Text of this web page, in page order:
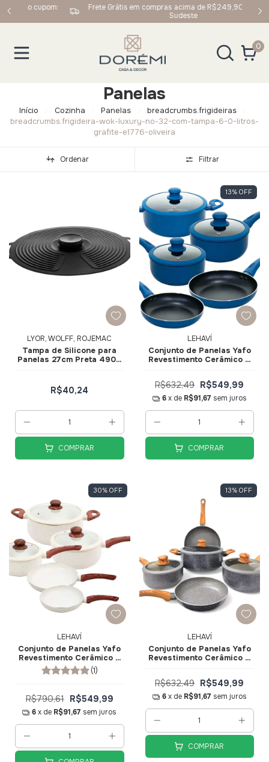
Frete Grátis em compras acima de R$249,90 para Sul e
0
Panelas
Início Cozinha Panelas
breadcrumbs.frigideiras
breadcrumbs.frigideira-wok-luxury-no-32-com-tampa-6-0-litros-
grafite-e1776-oliveira
Ordenar Filtrar
LYOR, WOLFF, ROJEMAC
Tampa de Silicone para
Panelas 27cm Preta 4909
R$40,24
COMPRAR
13% OFF
LEHAVÍ
Conjunto de Panelas Yafo
Revestimento Cerâmico 5
R$632,49 R$549,99
6 x de R$91,67 sem juros
COMPRAR
30% OFF
LEHAVÍ
Conjunto de Panelas Yafo
Revestimento Cerâmico 5
pçs Granito Creme A1005-
C06 - Lehaví
(1)
R$790,61 R$549,99
6 x de R$91,67 sem juros
13% OFF
LEHAVÍ
Conjunto de Panelas Yafo
Revestimento Cerâmico 5
R$632,49 R$549,99
6 x de R$91,67 sem juros
COMPRAR